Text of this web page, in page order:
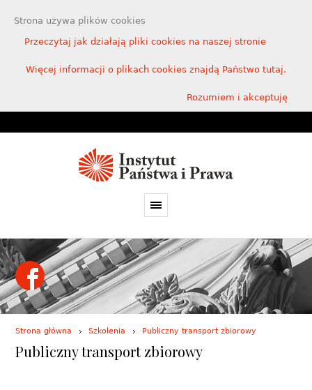
Strona używa plików cookies
Przeczytaj jak działają pliki cookies na naszej stronie
Więcej informacji o plikach cookies znajdą Państwo tutaj.
Rozumiem i akceptuję
Strona główna Szkolenia Publiczny transport zbiorowy
Publiczny transport zbiorowy